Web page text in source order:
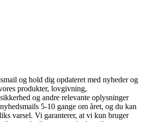
og hold dig opdateret med nyheder og
produkter, lovgivning,
og andre relevante oplysninger
5-10 gange om året, og du kan
varsel. Vi garanterer, at vi kun bruger